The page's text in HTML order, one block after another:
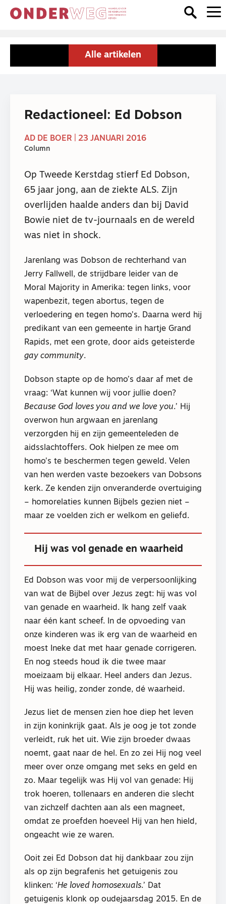
Alle artikelen
Redactioneel: Ed Dobson
AD DE BOER | 23 JANUARI 2016
Column
Op Tweede Kerstdag stierf Ed Dobson,
65 jaar jong, aan de ziekte ALS. Zijn
overlijden haalde anders dan bij David
Bowie niet de tv-journaals en de wereld
was niet in shock.
Jarenlang was Dobson de rechterhand van
Jerry Fallwell, de strijdbare leider van de
Moral Majority in Amerika: tegen links, voor
wapenbezit, tegen abortus, tegen de
verloedering en tegen homo’s. Daarna werd hij
predikant van een gemeente in hartje Grand
Rapids, met een grote, door aids geteisterde
gay community.
Dobson stapte op de homo’s daar af met de
vraag: ‘Wat kunnen wij voor jullie doen?
Because God loves you and we love you.’ Hij
overwon hun argwaan en jarenlang
verzorgden hij en zijn gemeenteleden de
aidsslachtoffers. Ook hielpen ze mee om
homo’s te beschermen tegen geweld. Velen
van hen werden vaste bezoekers van Dobsons
kerk. Ze kenden zijn onveranderde overtuiging
– homorelaties kunnen Bijbels gezien niet –
maar ze voelden zich er welkom en geliefd.
Hij was vol genade en waarheid
Ed Dobson was voor mij de verpersoonlijking
van wat de Bijbel over Jezus zegt: hij was vol
van genade en waarheid. Ik hang zelf vaak
naar één kant scheef. In de opvoeding van
onze kinderen was ik erg van de waarheid en
moest Ineke dat met haar genade corrigeren.
En nog steeds houd ik die twee maar
moeizaam bij elkaar. Heel anders dan Jezus.
Hij was heilig, zonder zonde, dé waarheid.
Jezus liet de mensen zien hoe diep het leven
in zijn koninkrijk gaat. Als je oog je tot zonde
verleidt, ruk het uit. Wie zijn broeder dwaas
noemt, gaat naar de hel. En zo zei Hij nog veel
meer over onze omgang met seks en geld en
zo. Maar tegelijk was Hij vol van genade: Hij
trok hoeren, tollenaars en anderen die slecht
van zichzelf dachten aan als een magneet,
omdat ze proefden hoeveel Hij van hen hield,
ongeacht wie ze waren.
Ooit zei Ed Dobson dat hij dankbaar zou zijn
als op zijn begrafenis het getuigenis zou
klinken: ‘He loved homosexuals.’ Dat
getuigenis klonk op oudejaarsdag 2015. En de